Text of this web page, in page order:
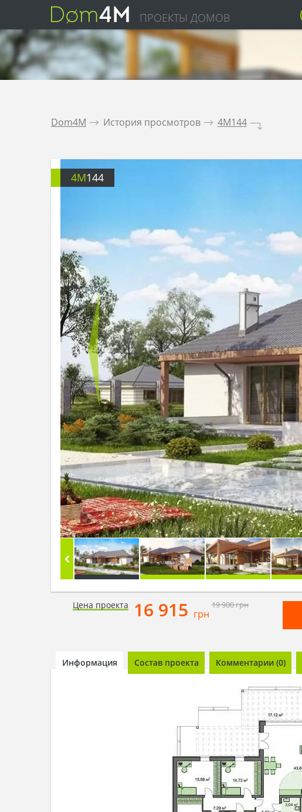
ПРОЕКТЫ ДОМОВ
Dom4M . История просмотров . 4M144 .
4M144
Цена проекта 16 915 грн
19 900грн
Информация Состав проекта Комментарии (0)